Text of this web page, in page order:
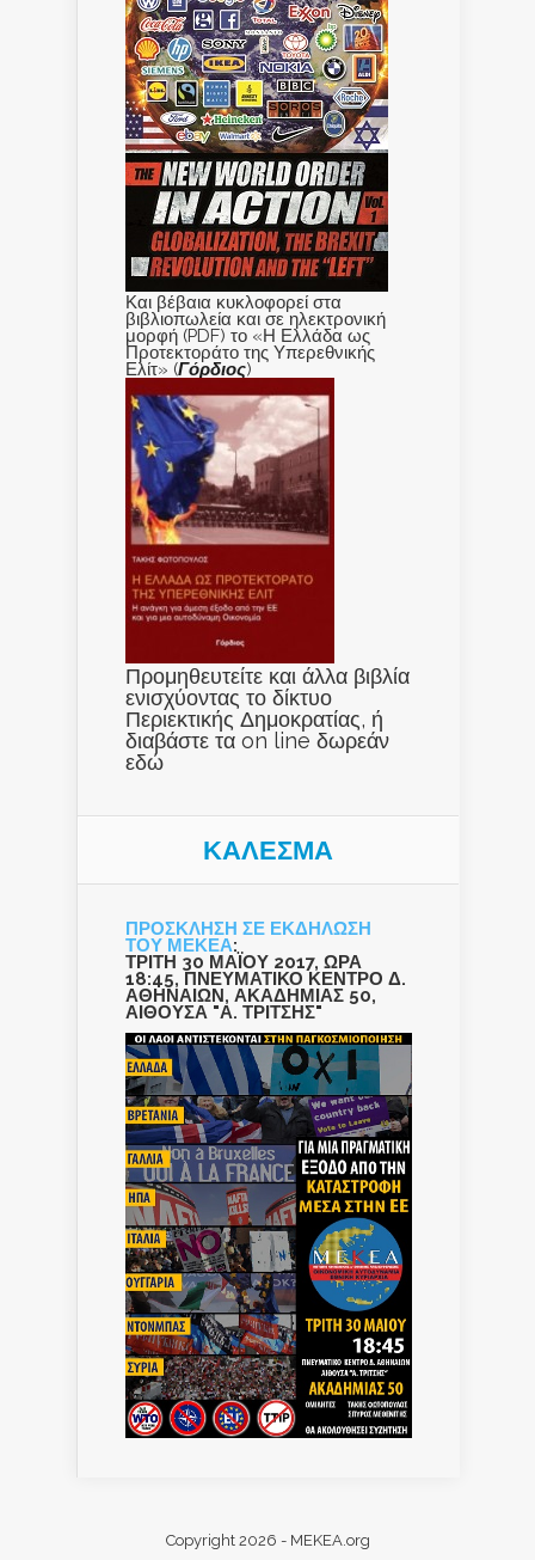
Και βέβαια κυκλοφορεί στα
βιβλιοπωλεία και σε ηλεκτρονική
μορφή (PDF) το «Η Ελλάδα ως
Προτεκτοράτο της Υπερεθνικής
Ελίτ» (Γόρδιος)
Προμηθευτείτε και άλλα βιβλία
ενισχύοντας το δίκτυο
Περιεκτικής Δημοκρατίας, ή
διαβάστε τα on line δωρεάν
εδώ
ΚΑΛΕΣΜΑ
ΠΡΟΣΚΛΗΣΗ ΣΕ ΕΚΔΗΛΩΣΗ
ΤΟΥ ΜΕΚΕΑ:
ΤΡΙΤΗ 30 ΜΑΪΟΥ 2017, ΩΡΑ
18:45, ΠΝΕΥΜΑΤΙΚΟ ΚΕΝΤΡΟ Δ.
ΑΘΗΝΑΙΩΝ, ΑΚΑΔΗΜΙΑΣ 50,
ΑΙΘΟΥΣΑ "Α. ΤΡΙΤΣΗΣ"
Copyright 2026 - MEKEA.org